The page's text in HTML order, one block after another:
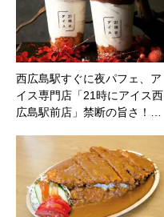
西広島駅すぐに夜パフェ、ア
イス専門店「21時にアイス西
広島駅前店」禁断の旨さ！…